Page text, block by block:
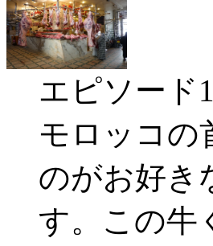
エピソード1
モロッコの
のがお好き
す。この牛